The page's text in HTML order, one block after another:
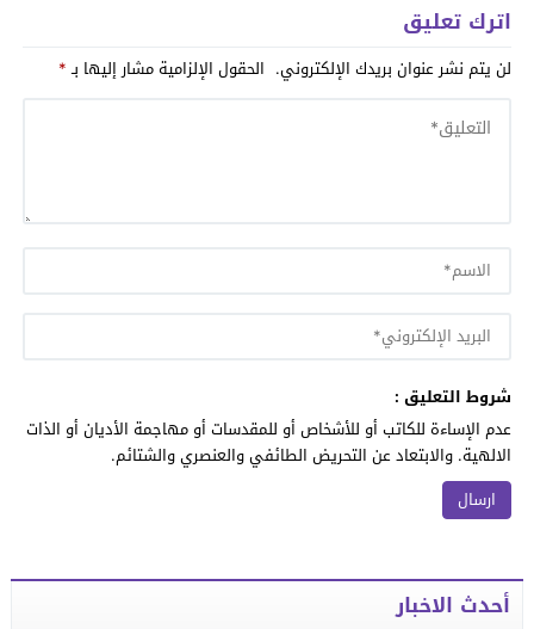
اترك تعليق
لن يتم نشر عنوان بريدك الإلكتروني. الحقول الإلزامية مشار إليها بـ*
شروط التعليق :
عدم الإساءة للكاتب أو للأشخاص أو للمقدسات أو مهاجمة الأديان أو الذات
الالهية. والابتعاد عن التحريض الطائفي والعنصري والشتائم.
أحدث الاخبار